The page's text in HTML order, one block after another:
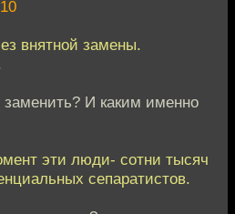
внятной замены.
И каким именно
эти люди- сотни тысяч
сепаратистов.